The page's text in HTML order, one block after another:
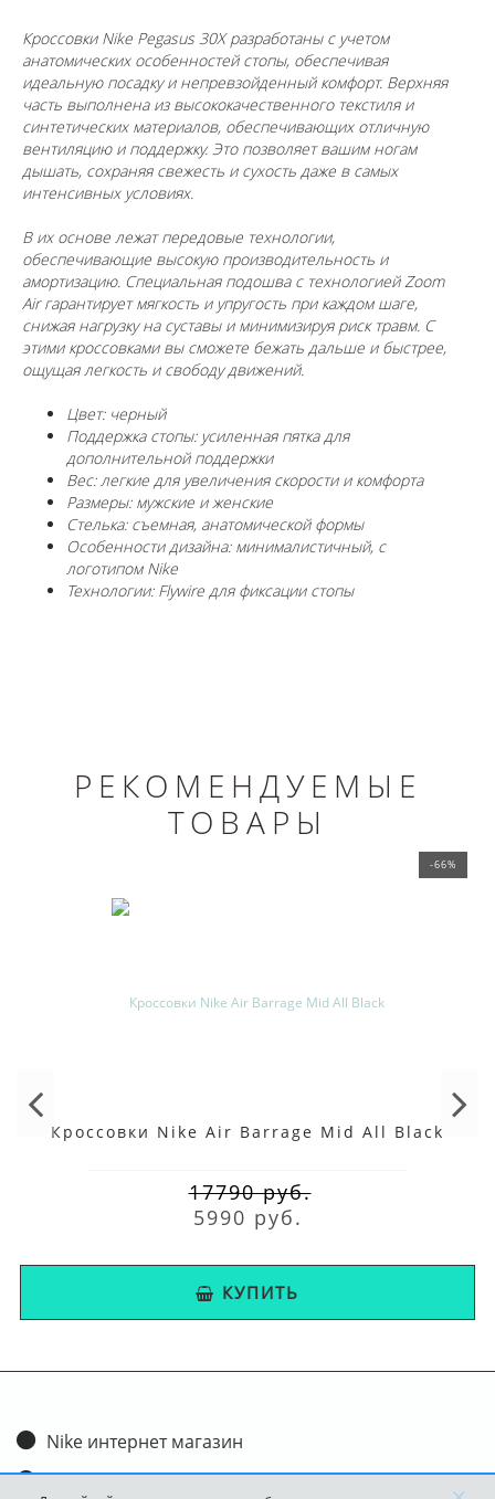
Кроссовки Nike Pegasus 30X разработаны с учетом
анатомических особенностей стопы, обеспечивая
идеальную посадку и непревзойденный комфорт. Верхняя
часть выполнена из высококачественного текстиля и
синтетических материалов, обеспечивающих отличную
вентиляцию и поддержку. Это позволяет вашим ногам
дышать, сохраняя свежесть и сухость даже в самых
интенсивных условиях.
В их основе лежат передовые технологии,
обеспечивающие высокую производительность и
амортизацию. Специальная подошва с технологией Zoom
Air гарантирует мягкость и упругость при каждом шаге,
снижая нагрузку на суставы и минимизируя риск травм. С
этими кроссовками вы сможете бежать дальше и быстрее,
ощущая легкость и свободу движений.
Цвет: черный
Поддержка стопы: усиленная пятка для
дополнительной поддержки
Вес: легкие для увеличения скорости и комфорта
Размеры: мужские и женские
Стелька: съемная, анатомической формы
Особенности дизайна: минималистичный, с
логотипом Nike
Технологии: Flywire для фиксации стопы
РЕКОМЕНДУЕМЫЕ
ТОВАРЫ
-66%
Кроссовки Nike Air Barrage Mid All Black
17790 руб.
5990 руб.
КУПИТЬ
Nike интернет магазин
Доставка и оплата